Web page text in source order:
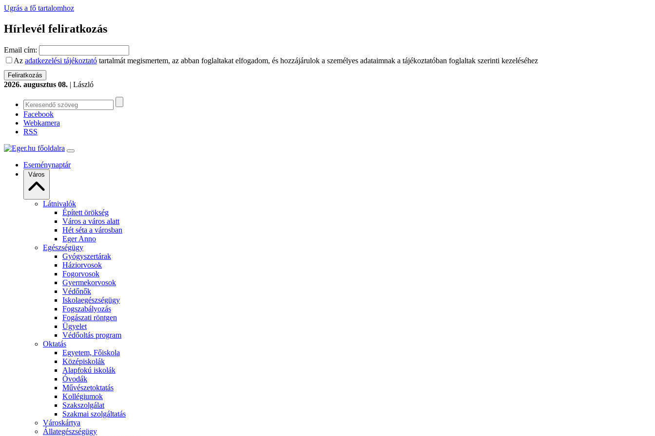
Ugrás a fő tartalomhoz
Hírlevél feliratkozás
Email cím:
Az adatkezelési tájékoztató tartalmát megismertem, az abban foglaltakat elfogadom, és hozzájárulok a személyes adataimnak a tájékoztatóban foglaltak szerinti kezeléséhez
2026. augusztus 08. | László
Facebook
Webkamera
RSS
Eseménynaptár
Város
Látnivalók
Épített örökség
Város a város alatt
Hét séta a városban
Eger Anno
Egészségügy
Gyógyszertárak
Háziorvosok
Fogorvosok
Gyermekorvosok
Védőnők
Iskolaegészségügy
Fogszabályozás
Fogászati röntgen
Ügyelet
Védőoltás program
Oktatás
Egyetem, Főiskola
Középiskolák
Alapfokú iskolák
Óvodák
Művészetoktatás
Kollégiumok
Szakszolgálat
Szakmai szolgáltatás
Városkártya
Állategészségügy